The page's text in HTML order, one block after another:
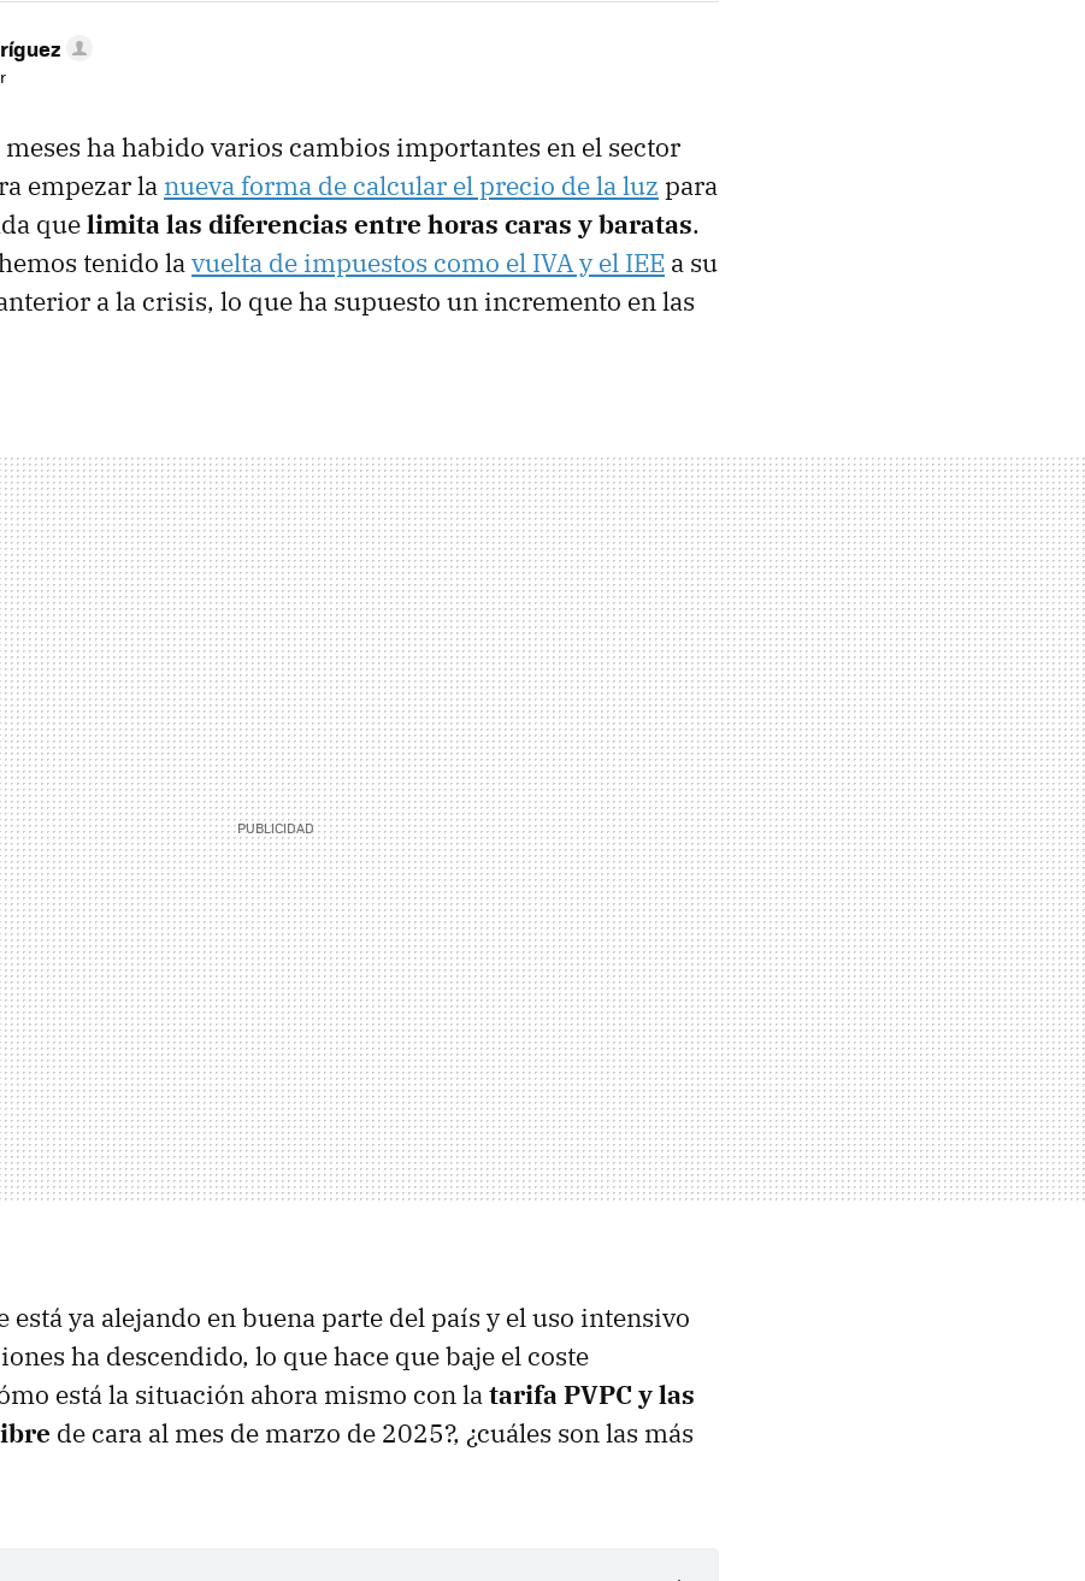
ha habido varios cambios importantes en el sector
empezar la nueva forma de calcular el precio de la luz para
quelimita las diferencias entre horas caras y baratas.
tenido lavuelta de impuestos como el IVA y el IEE a su
a la crisis, lo que ha supuesto un incremento en las
está ya alejando en buena parte del país y el uso intensivo
ha descendido, lo que hace que baje el coste
está la situación ahora mismo con latarifa PVPC y las
de cara al mes de marzo de 2025?, ¿cuáles son las más